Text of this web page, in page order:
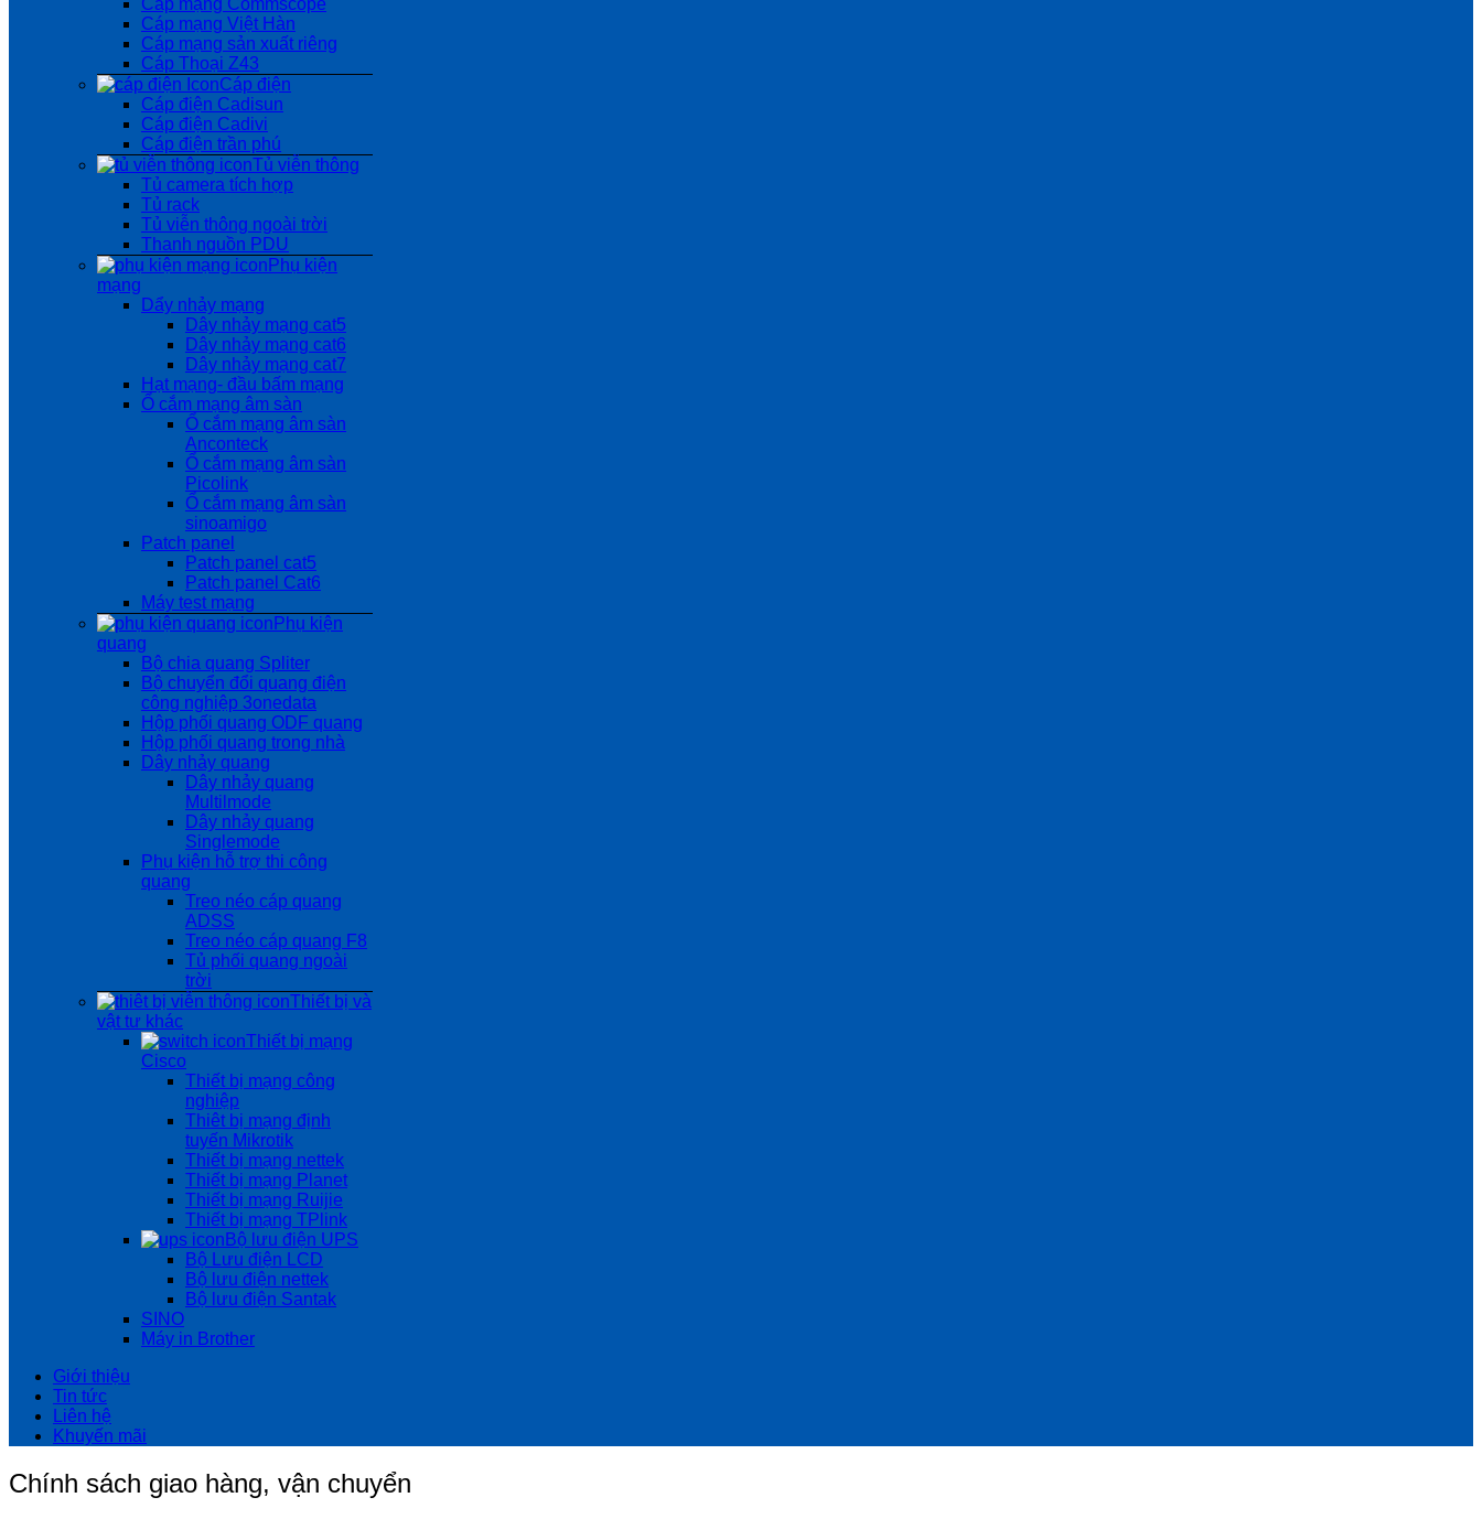
Cáp mạng Commscope
Cáp mạng Việt Hàn
Cáp mạng sản xuất riêng
Cáp Thoại Z43
Cáp điện
Cáp điện Cadisun
Cáp điện Cadivi
Cáp điện trần phú
Tủ viễn thông
Tủ camera tích hợp
Tủ rack
Tủ viễn thông ngoài trời
Thanh nguồn PDU
Phụ kiện
mạng
Dẩy nhảy mạng
Dây nhảy mạng cat5
Dây nhảy mạng cat6
Dây nhảy mạng cat7
Hạt mạng- đầu bấm mạng
Ổ cắm mạng âm sàn
Ổ cắm mạng âm sàn
Anconteck
Ổ cắm mạng âm sàn
Picolink
Ổ cắm mạng âm sàn
sinoamigo
Patch panel
Patch panel cat5
Patch panel Cat6
Máy test mạng
Phụ kiện
quang
Bộ chia quang Spliter
Bộ chuyển đổi quang điện
công nghiệp 3onedata
Hộp phối quang ODF quang
Hộp phối quang trong nhà
Dây nhảy quang
Dây nhảy quang
Multilmode
Dây nhảy quang
Singlemode
Phụ kiện hỗ trợ thi công
quang
Treo néo cáp quang
ADSS
Treo néo cáp quang F8
Tủ phối quang ngoài
trời
Thiết bị và
vật tư khác
Thiết bị mạng
Cisco
Thiết bị mạng công
nghiệp
Thiêt bị mạng định
tuyến Mikrotik
Thiết bị mạng nettek
Thiết bị mạng Planet
Thiết bị mạng Ruijie
Thiết bị mạng TPlink
Bộ lưu điện UPS
Bộ Lưu điện LCD
Bộ lưu điện nettek
Bộ lưu điện Santak
SINO
Máy in Brother
Giới thiệu
Tin tức
Liên hệ
Khuyến mãi
Chính sách giao hàng, vận chuyển